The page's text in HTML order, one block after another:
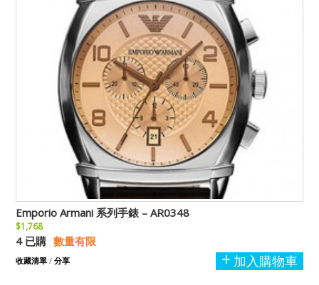
Emporio Armani 系列手錶 – AR0348
$1,768
4 已購 數量有限
加入購物車
收藏清單 / 分享